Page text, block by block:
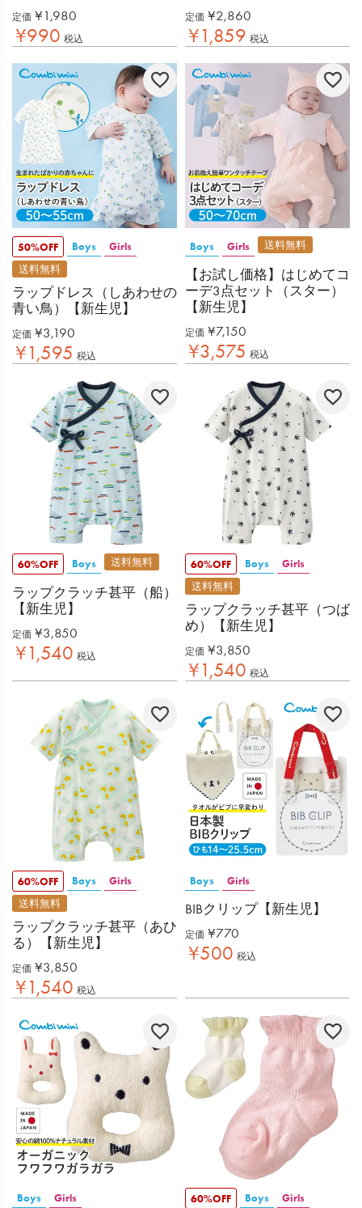
定価 ¥ 1,980
¥990 税込
定価 ¥2,860
¥1,859 税込
50%OFF Boys Girls
送料無料
ラップドレス（しあわせの
青い鳥）【新生児】
定価 ¥3,190
¥1,595 税込
Boys Girls 送料無料
【お試し価格】はじめてコ
ーデ3点セット（スター）
【新生児】
定価 ¥7,150
¥3,575 税込
60%OFF Boys 送料無料
ラップクラッチ甚平（船）
【新生児】
定価 ¥3,850
¥1,540 税込
60%OFF Boys Girls
送料無料
ラップクラッチ甚平（つば
め）【新生児】
定価 ¥3,850
¥1,540 税込
60%OFF Boys Girls
送料無料
ラップクラッチ甚平（あひ
る）【新生児】
定価 ¥3,850
¥1,540 税込
Boys Girls
BIBクリップ【新生児】
定価 ¥770
¥500 税込
Boys Girls 60%OFF Boys Girls